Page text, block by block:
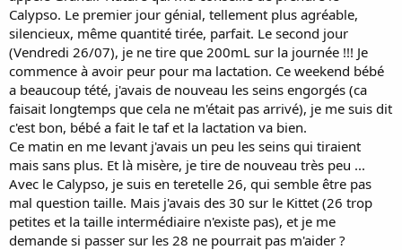
Calypso. Le premier jour génial, tellement plus agréable,
silencieux, même quantité tirée, parfait. Le second jour
(Vendredi 26/07), je ne tire que 200mL sur la journée !!! Je
commence à avoir peur pour ma lactation. Ce weekend bébé
a beaucoup tété, j'avais de nouveau les seins engorgés (ca
faisait longtemps que cela ne m'était pas arrivé), je me suis dit
c'est bon, bébé a fait le taf et la lactation va bien.
Ce matin en me levant j'avais un peu les seins qui tiraient
mais sans plus. Et là misère, je tire de nouveau très peu ...
Avec le Calypso, je suis en teretelle 26, qui semble être pas
mal question taille. Mais j'avais des 30 sur le Kittet (26 trop
petites et la taille intermédiaire n'existe pas), et je me
demande si passer sur les 28 ne pourrait pas m'aider ?